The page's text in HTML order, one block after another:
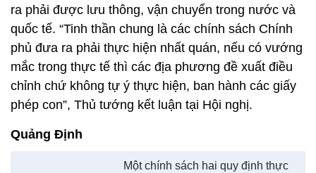
ra phải được lưu thông, vận chuyển trong nước và
quốc tế. “Tinh thần chung là các chính sách Chính
phủ đưa ra phải thực hiện nhất quán, nếu có vướng
mắc trong thực tế thì các địa phương đề xuất điều
chỉnh chứ không tự ý thực hiện, ban hành các giấy
phép con”, Thủ tướng kết luận tại Hội nghị.
Quảng Định
Một chính sách hai quy định thực